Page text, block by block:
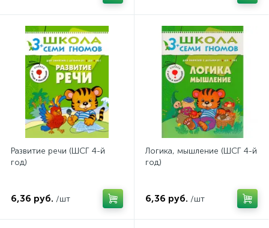
Развитие речи (ШСГ 4-й
год)
6,36 руб. /шт
Логика, мышление (ШСГ 4-й
год)
6,36 руб. /шт